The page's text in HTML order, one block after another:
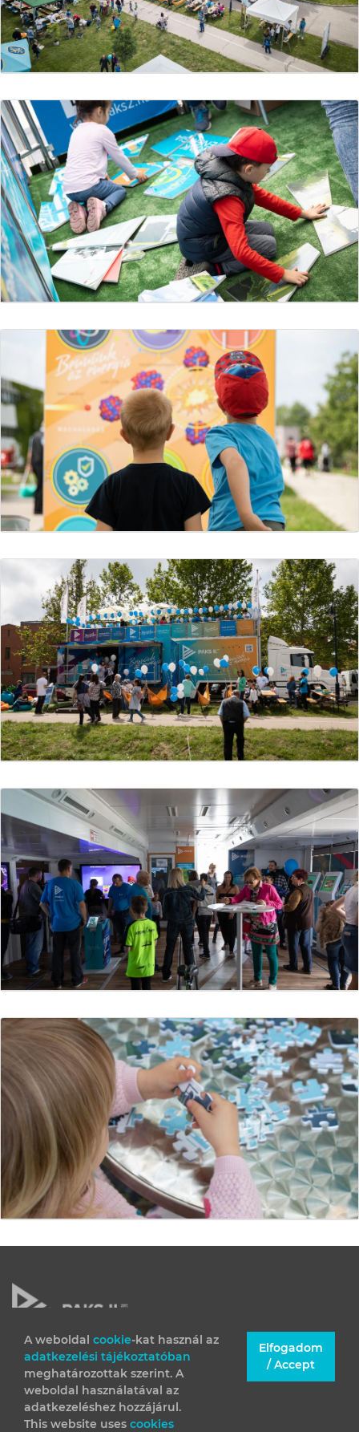
A weboldal cookie-kat használ az
adatkezelési tájékoztatóban
meghatározottak szerint. A
weboldal használatával az
adatkezeléshez hozzájárul.
This website uses cookies
Elfogadom
/ Accept
JOGI INFORMÁCIÓK
IMPRESSZUM